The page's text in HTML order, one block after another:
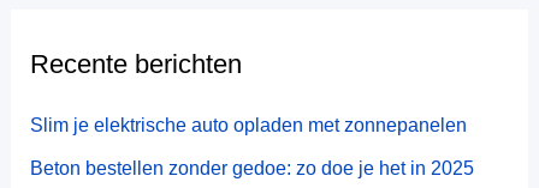
n
a
Recente berichten
Slim je elektrische auto opladen met zonnepanelen
Beton bestellen zonder gedoe: zo doe je het in 2025